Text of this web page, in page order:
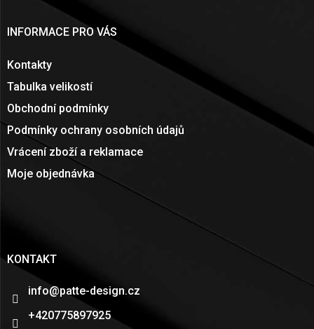
INFORMACE PRO VÁS
Kontakty
Tabulka velikostí
Obchodní podmínky
Podmínky ochrany osobních údajů
Vrácení zboží a reklamace
Moje objednávka
KONTAKT
info@patte-design.cz
+420775897925